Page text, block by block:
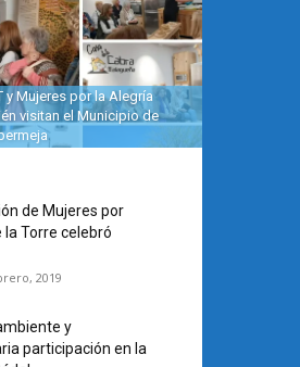
y Mujeres por la Alegría
visitan el Municipio de
de Mujeres por
la Torre celebró
2019
y
participación en la